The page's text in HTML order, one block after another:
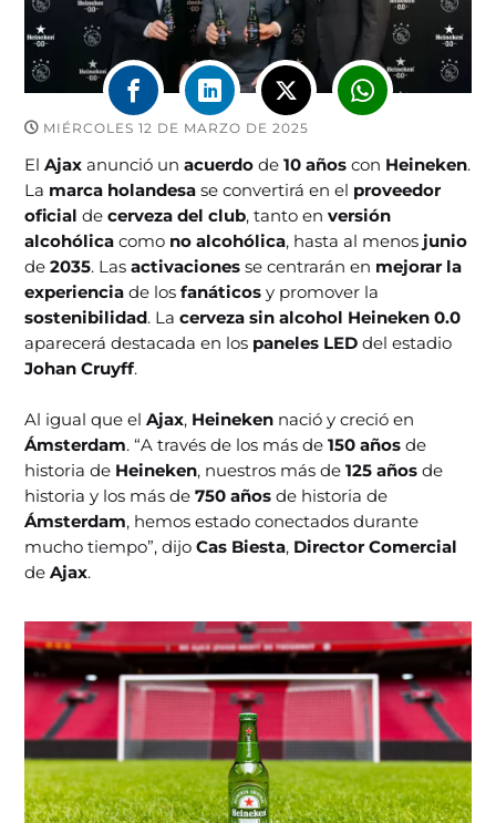
MIÉRCOLES 12 DE MARZO DE 2025
ElAjaxanunció unacuerdode10 añoscon Heineken.
La marca holandesase convertirá en el proveedor
oficialdecerveza del club, tanto enversión
alcohólicacomo no alcohólica, hasta al menos junio
de2035. Lasactivacionesse centrarán en mejorar la
experienciade losfanáticosy promover la
sostenibilidad. Lacerveza sin alcohol Heineken 0.0
aparecerá destacada en los paneles LEDdel estadio
Johan Cruyff.
Al igual que elAjax, Heineken nació y creció en
Ámsterdam. “A través de los más de150 añosde
historia de Heineken, nuestros más de125 añosde
historia y los más de750 añosde historia de
Ámsterdam, hemos estado conectados durante
mucho tiempo”, dijoCas Biesta, Director Comercial
deAjax.